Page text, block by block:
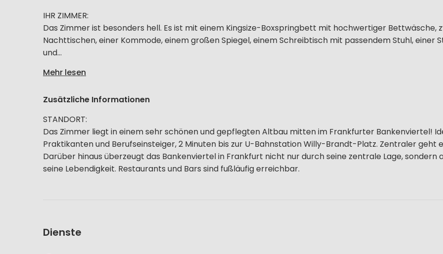
IHR ZIMMER:
Das Zimmer ist besonders hell. Es ist mit einem Kingsize-Boxspringbett mit hochwertiger Bettwäsche,
Nachttischen, einer Kommode, einem großen Spiegel, einem Schreibtisch mit passendem Stuhl, einer
und...
Mehr lesen
Zusätzliche Informationen
STANDORT:
Das Zimmer liegt in einem sehr schönen und gepflegten Altbau mitten im Frankfurter Bankenviertel!
Praktikanten und Berufseinsteiger, 2 Minuten bis zur U-Bahnstation Willy-Brandt-Platz. Zentraler geht
Darüber hinaus überzeugt das Bankenviertel in Frankfurt nicht nur durch seine zentrale Lage, sondern
seine Lebendigkeit. Restaurants und Bars sind fußläufig erreichbar.
Dienste